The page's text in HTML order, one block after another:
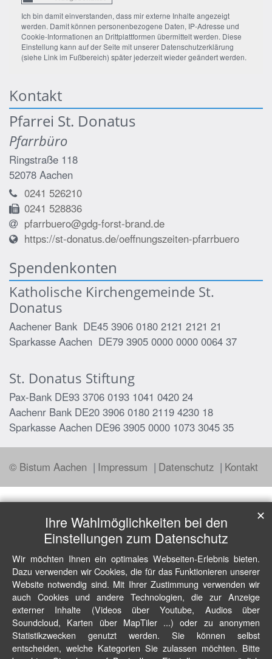
Ich bin damit einverstanden, dass mir externe Inhalte angezeigt
werden. Damit können personenbezogene Daten, IP-Adresse und
Cookie-Informationen an Drittplattformen übermittelt werden. Diese
Einstellung kann auf der Seite mit unserer Datenschutzerklärung
(siehe Link im Fußbereich) später jederzeit wieder geändert werden.
Kontakt
Pfarrei St. Donatus
Pfarrbüro
Ringstraße 118
52078 Aachen
0241 526210
0241 528836
pfarrbuero@gdg-forst-brand.de
https://st-donatus.de/oeffnungszeiten-pfarrbuero
Spendenkonten
Katholische Kirchengemeinde St.
Donatus
Aachener Bank DE45 3906 0180 2121 2121 21
Sparkasse Aachen DE79 3905 0000 0000 0064 37
St. Donatus Stiftung
Pax-Bank DE93 3706 0193 1041 0420 24
Aachenr Bank DE20 3906 0180 2119 4230 18
Sparkasse Aachen DE96 3905 0000 1073 3045 35
© Bistum Aachen Impressum Datenschutz Kontakt
Ihre Wahlmöglichkeiten bei den
Einstellungen zum Datenschutz
Wir möchten Ihnen ein optimales Webseiten-Erlebnis bieten.
Dazu verwenden wir Cookies, die für das Funktionieren unserer
Website notwendig sind. Mit Ihrer Zustimmung verwenden wir
auch Cookies und andere Technologien, die zur Anzeige
externer Inhalte (Videos über Youtube, Audios über
Soundcloud, Karten über MapTiler ...) oder zu anonymen
Statistikzwecken genutzt werden. Sie können selbst
entscheiden, welche Kategorien Sie zulassen möchten. Bitte
✕